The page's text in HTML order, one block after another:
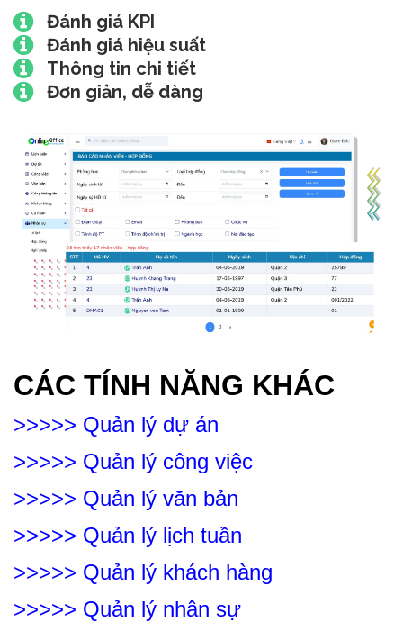
Đánh giá KPI
Đánh giá hiệu suất
Thông tin chi tiết
Đơn giản, dễ dàng
CÁC TÍNH NĂNG KHÁC
>>>>> Quản lý dự án
>>>>> Quản lý công việc
>>>>> Quản lý văn bản
>>>>> Quản lý lịch tuần
>>>>> Quản lý khách hàng
>>>>> Quản lý nhân sự